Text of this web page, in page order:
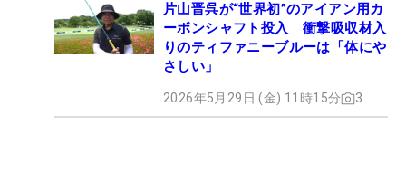
片山晋呉が“世界初”のアイアン用カ
ーボンシャフト投入 衝撃吸収材入
りのティファニーブルーは「体にや
さしい」
2026年5月29日 (金) 11時15分 3